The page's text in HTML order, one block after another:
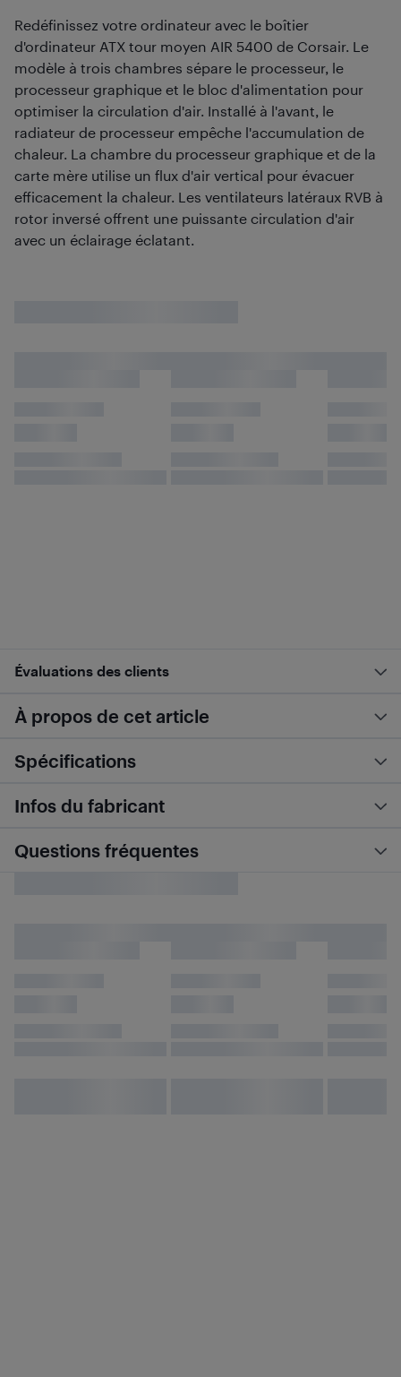
Redéfinissez votre ordinateur avec le boîtier
d'ordinateur ATX tour moyen AIR 5400 de Corsair. Le
modèle à trois chambres sépare le processeur, le
processeur graphique et le bloc d'alimentation pour
optimiser la circulation d'air. Installé à l'avant, le
radiateur de processeur empêche l'accumulation de
chaleur. La chambre du processeur graphique et de la
carte mère utilise un flux d'air vertical pour évacuer
efficacement la chaleur. Les ventilateurs latéraux RVB à
rotor inversé offrent une puissante circulation d'air
avec un éclairage éclatant.
Évaluations des clients
À propos de cet article
Spécifications
Infos du fabricant
Questions fréquentes